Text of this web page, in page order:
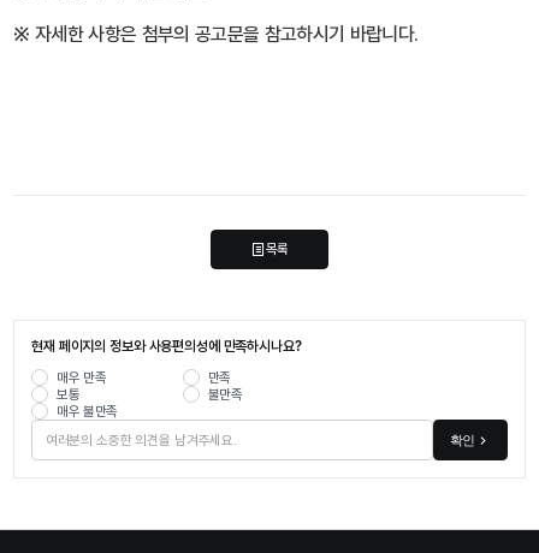
※ 자세한 사항은 첨부의 공고문을 참고하시기 바랍니다.
목록
현재 페이지의 정보와 사용편의성에 만족하시나요?
매우 만족
만족
보통
불만족
매우 불만족
확인